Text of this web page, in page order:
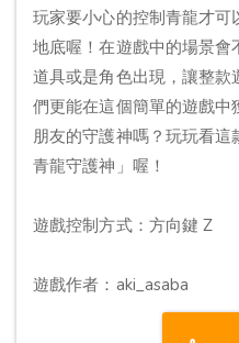
玩家要小心的控制青龍才可
地底喔！在遊戲中的場景會
道具或是角色出現，讓整款
們更能在這個簡單的遊戲
朋友的守護神嗎？玩玩看這
青龍守護神」喔！
遊戲控制方式：方向鍵 Z
遊戲作者：aki_asaba